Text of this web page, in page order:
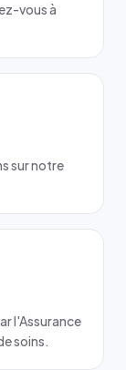
vous à
sur notre
l'Assurance
soins.